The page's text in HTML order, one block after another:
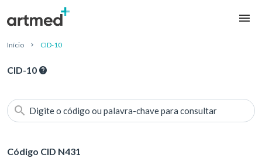
Início CID-10
CID-10
Digite o código ou palavra-chave para consultar
Código CID N431